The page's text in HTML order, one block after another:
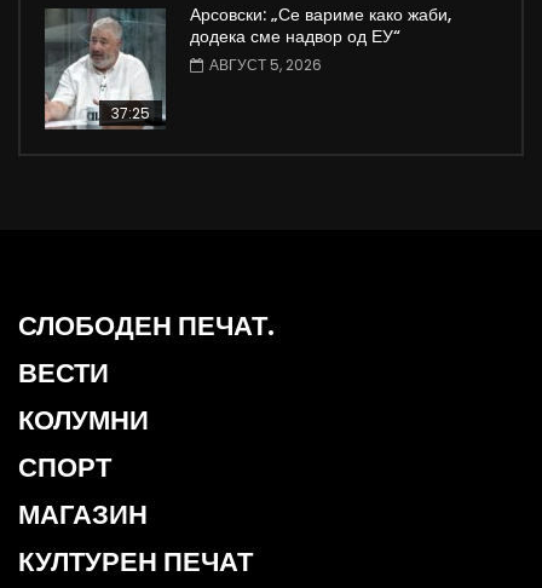
37:25
Арсовски: „Се вариме како жаби,
додека сме надвор од ЕУ“
АВГУСТ 5, 2026
СЛОБОДЕН ПЕЧАТ.
ВЕСТИ
КОЛУМНИ
СПОРТ
МАГАЗИН
КУЛТУРЕН ПЕЧАТ